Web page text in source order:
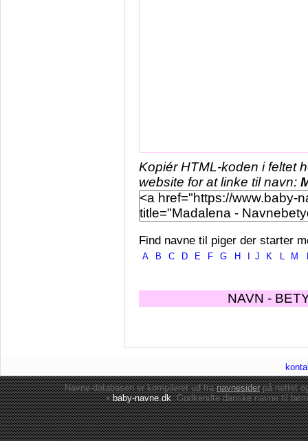
Kopiér HTML-koden i feltet
website for at linke til navn:
Find navne til piger der starter
A B C D E F G H J K L M
NAVN -
Navne-databasen er kompileret ud franavnesiderpå nettet
•baby-navne.dk: Godkendte danskenavne til børn